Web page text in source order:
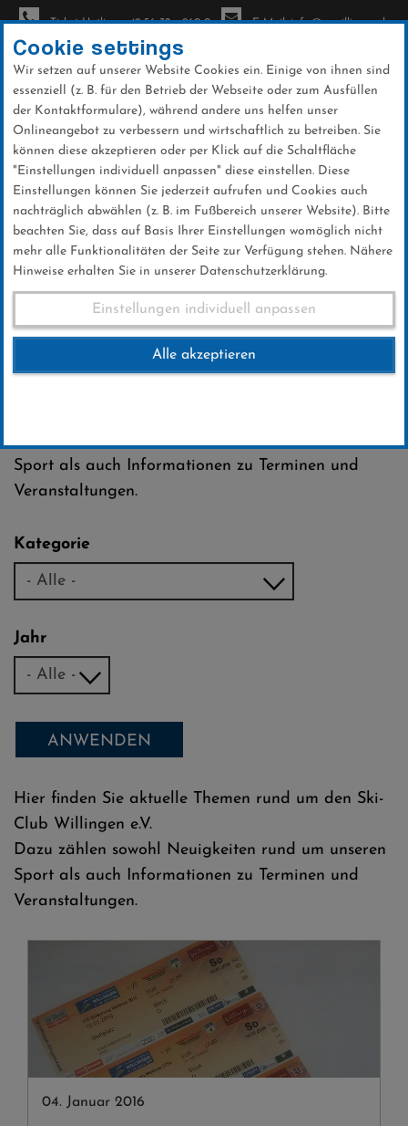
Direkt
zum
Inhalt
Ticket-Hotline: +49 56 32 - 960-0 E-Mail: info@sc-willingen.de
News
INFORMIERT BLEIBEN
News Archiv
Sport als auch Informationen zu Terminen und
Veranstaltungen.
Kategorie
Jahr
ANWENDEN
Hier finden Sie aktuelle Themen rund um den Ski-
Club Willingen e.V.
Dazu zählen sowohl Neuigkeiten rund um unseren
Sport als auch Informationen zu Terminen und
Veranstaltungen.
04. Januar 2016
Cookie settings
Wir setzen auf unserer Website Cookies ein. Einige von ihnen sind
essenziell (z. B. für den Betrieb der Webseite oder zum Ausfüllen
der Kontaktformulare), während andere uns helfen unser
Onlineangebot zu verbessern und wirtschaftlich zu betreiben. Sie
können diese akzeptieren oder per Klick auf die Schaltfläche
"Einstellungen individuell anpassen" diese einstellen. Diese
Einstellungen können Sie jederzeit aufrufen und Cookies auch
nachträglich abwählen (z. B. im Fußbereich unserer Website). Bitte
beachten Sie, dass auf Basis Ihrer Einstellungen womöglich nicht
mehr alle Funktionalitäten der Seite zur Verfügung stehen. Nähere
Hinweise erhalten Sie in unserer Datenschutzerklärung.
Einstellungen individuell anpassen
Alle akzeptieren